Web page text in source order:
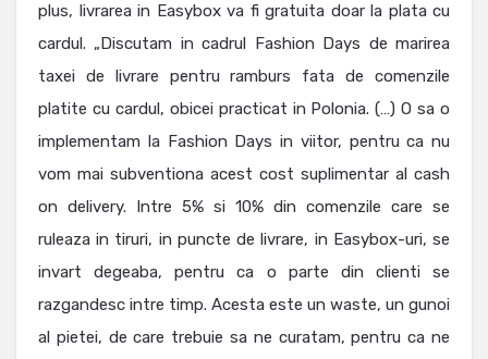
plus, livrarea in Easybox va fi gratuita doar la plata cu
cardul. „Discutam in cadrul Fashion Days de marirea
taxei de livrare pentru ramburs fata de comenzile
platite cu cardul, obicei practicat in Polonia. (…) O sa o
implementam la Fashion Days in viitor, pentru ca nu
vom mai subventiona acest cost suplimentar al cash
on delivery. Intre 5% si 10% din comenzile care se
ruleaza in tiruri, in puncte de livrare, in Easybox-uri, se
invart degeaba, pentru ca o parte din clienti se
razgandesc intre timp. Acesta este un waste, un gunoi
al pietei, de care trebuie sa ne curatam, pentru ca ne